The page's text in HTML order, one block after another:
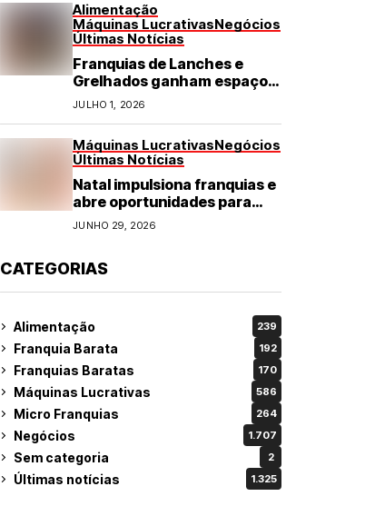
Alimentação
Máquinas LucrativasNegócios
Últimas Notícias
Franquias de Lanches e
Grelhados ganham espaço
com demanda por refeições
rápidas e de qualidade
JULHO 1, 2026
Máquinas LucrativasNegócios
Últimas Notícias
Natal impulsiona franquias e
abre oportunidades para
diversos segmentos do
JUNHO 29, 2026
CATEGORIAS
Alimentação 239
Franquia Barata 192
Franquias Baratas 170
Máquinas Lucrativas 586
Micro Franquias 264
Negócios 1.707
Sem categoria 2
Últimas notícias 1.325